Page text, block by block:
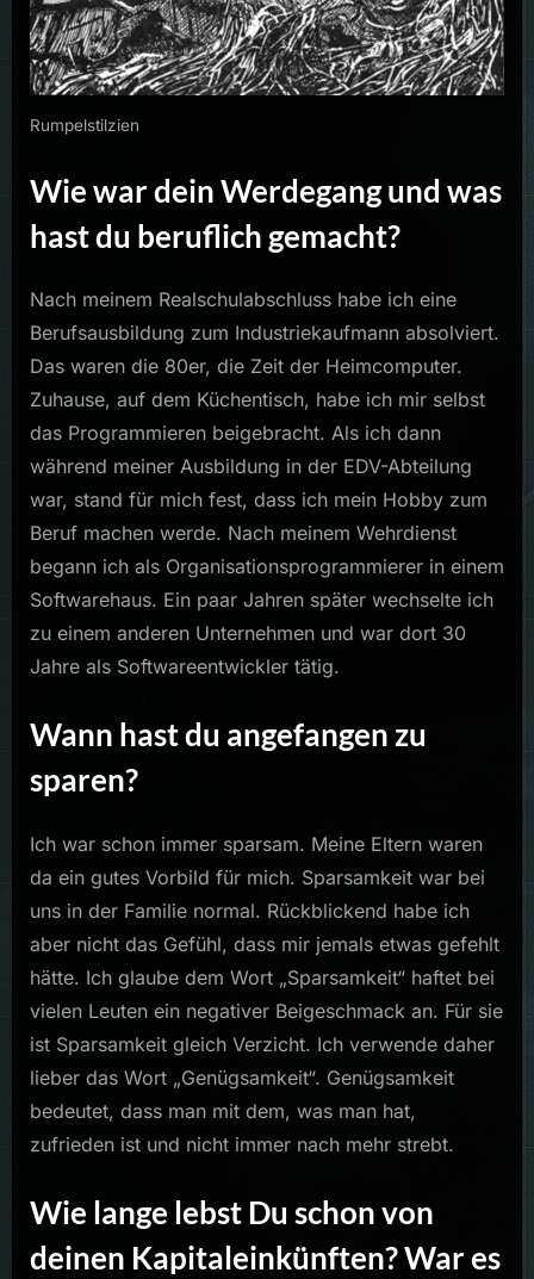
Rumpelstilzien
Wie war dein Werdegang und was
hast du beruflich gemacht?
Nach meinem Realschulabschluss habe ich eine
Berufsausbildung zum Industriekaufmann absolviert.
Das waren die 80er, die Zeit der Heimcomputer.
Zuhause, auf dem Küchentisch, habe ich mir selbst
das Programmieren beigebracht. Als ich dann
während meiner Ausbildung in der EDV-Abteilung
war, stand für mich fest, dass ich mein Hobby zum
Beruf machen werde. Nach meinem Wehrdienst
begann ich als Organisationsprogrammierer in einem
Softwarehaus. Ein paar Jahren später wechselte ich
zu einem anderen Unternehmen und war dort 30
Jahre als Softwareentwickler tätig.
Wann hast du angefangen zu
sparen?
Ich war schon immer sparsam. Meine Eltern waren
da ein gutes Vorbild für mich. Sparsamkeit war bei
uns in der Familie normal. Rückblickend habe ich
aber nicht das Gefühl, dass mir jemals etwas gefehlt
hätte. Ich glaube dem Wort „Sparsamkeit“ haftet bei
vielen Leuten ein negativer Beigeschmack an. Für sie
ist Sparsamkeit gleich Verzicht. Ich verwende daher
lieber das Wort „Genügsamkeit“. Genügsamkeit
bedeutet, dass man mit dem, was man hat,
zufrieden ist und nicht immer nach mehr strebt.
Wie lange lebst Du schon von
deinen Kapitaleinkünften? War es